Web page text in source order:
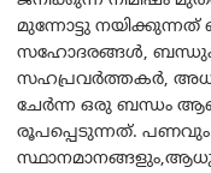
മുന്നോട്ടു നയിക്കുന്നത്
സഹോദരങ്ങൾ,
സഹപ്രവർത്തകർ,
ചേർന്ന ഒരു ബന്ധം
രൂപപ്പെടുന്നത്.